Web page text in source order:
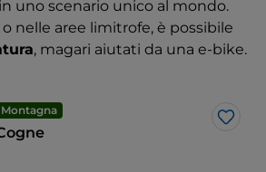
uno scenario unico al mondo.
nelle aree limitrofe, è possibile
, magari aiutati da una e-bike.
Montagna
Like